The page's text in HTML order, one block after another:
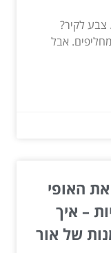
צבע לקיר?
אבל
את האופי
– איך
של אור